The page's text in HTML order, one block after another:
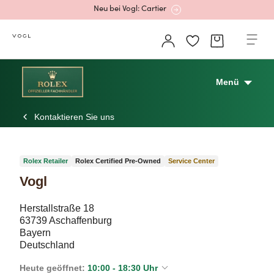
Neu bei Vogl: Cartier
Mehr erfahren: Ikonische Uhren von Cartier
Rolex Certified Pre-Owned entdecken
Menü
Kontaktieren Sie uns
Rolex Retailer Rolex Certified Pre-Owned Service Center
Vogl
Herstallstraße 18
63739 Aschaffenburg
Bayern
Deutschland
Heute geöffnet: 10:00 - 18:30 Uhr